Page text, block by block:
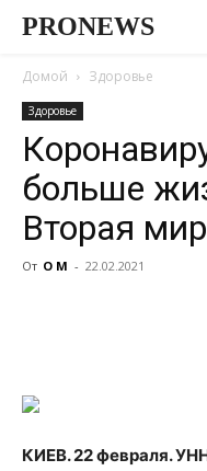
PRONEWS
Домой Здоровье
Здоровье
больше
Вторая
От О М - 22.02.2021
КИЕВ. 22 февраля.